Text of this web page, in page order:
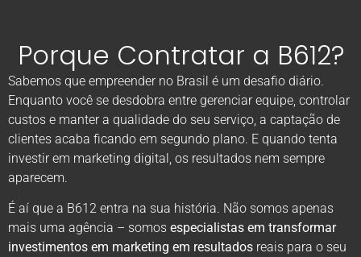
Porque Contratar a B612?
Sabemos que empreender no Brasil é um desafio diário.
Enquanto você se desdobra entre gerenciar equipe, controlar
custos e manter a qualidade do seu serviço, a captação de
clientes acaba ficando em segundo plano. E quando tenta
investir em marketing digital, os resultados nem sempre
aparecem.
É aí que a B612 entra na sua história. Não somos apenas
mais uma agência – somos especialistas em transformar
investimentos em marketing em resultados reais para o seu